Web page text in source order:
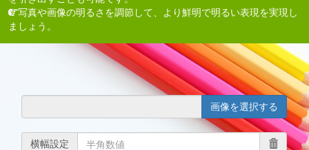
写真や画像の明るさを調節して、より鮮明で明るい表現を実現し
ましょう。
画像を選択する
横幅設定